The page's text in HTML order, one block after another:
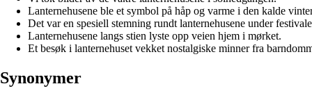
Lanternehusene ble et symbol på håp og varme i den kalde
Det var en spesiell stemning rundt lanternehusene under
Lanternehusene langs stien lyste opp veien hjem i mørket.
Et besøk i lanternehuset vekket nostalgiske minner fra
Synonymer